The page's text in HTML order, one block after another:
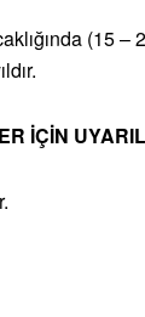
(15 –
İÇİN